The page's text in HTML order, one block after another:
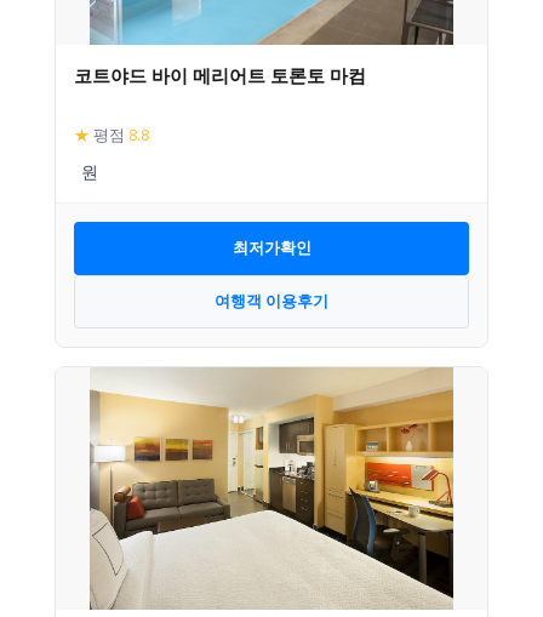
코트야드 바이 메리어트 토론토 마컴
★ 평점 8.8
최저가확인
여행객 이용후기